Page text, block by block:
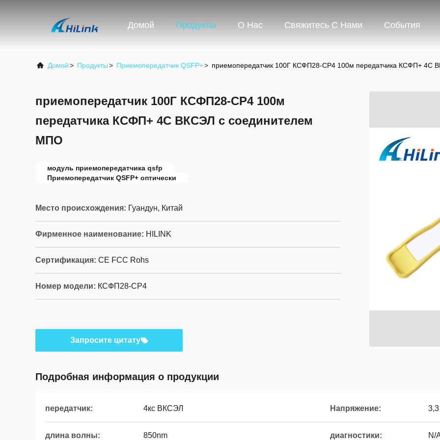
Домой Продукты О Нас Свяжитесь С Нами События
Домой> Продукты> Приемопередатчик QSFP+> приемопередатчик 100Г КСФП28-СР4 100м передатчика КСФП+ 4С
приемопередатчик 100Г КСФП28-СР4 100м
передатчика КСФП+ 4С ВКСЭЛ с соединителем
МПО
модуль приемопередатчика qsfp
Приемопередатчик QSFP+ оптически
Место происхождения: Гуандун, Китай
Фирменное наименование: HILINK
Сертификация: CE FCC Rohs
Номер модели: КСФП28-СР4
Запросите цитату
Подробная информация о продукции
передатчик: 4кс ВКСЭЛ Напряжение: 3,3
длина волны: 850nm диагностики: N/